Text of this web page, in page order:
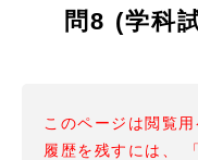
問8 (学科
このページは閲覧用
履歴を残すには、 「